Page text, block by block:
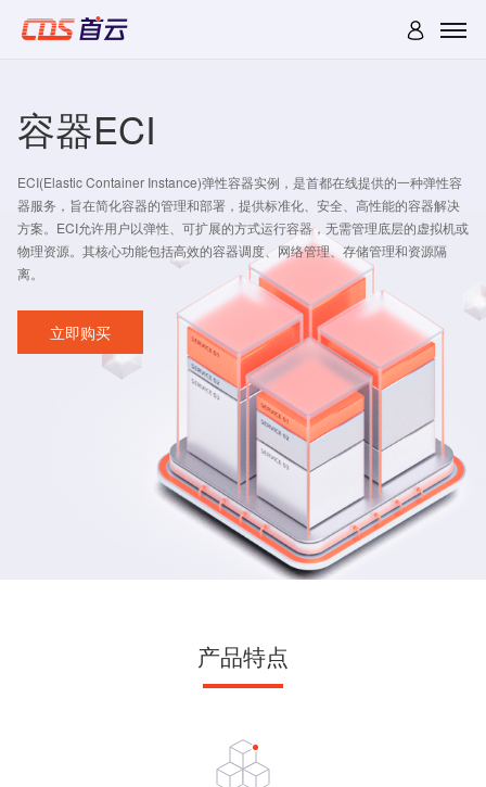
容器ECI
ECI(Elastic Container Instance)弹性容器实例，是首都在线提供的一种弹性容
器服务，旨在简化容器的管理和部署，提供标准化、安全、高性能的容器解决
方案。ECI允许用户以弹性、可扩展的方式运行容器，无需管理底层的虚拟机或
物理资源。其核心功能包括高效的容器调度、网络管理、存储管理和资源隔
离。
立即购买
产品特点